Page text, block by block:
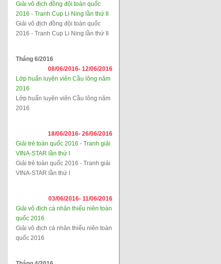
Giải vô địch đồng đội toàn quốc
2016 - Tranh Cup Li Ning lần thứ II
Giải vô địch đồng đội toàn quốc
2016 - Tranh Cup Li Ning lần thứ II
Tháng 6/2016
08/06/2016- 12/06/2016
Lớp huấn luyện viên Cầu lông năm
2016
Lớp huấn luyện viên Cầu lông năm
2016
18/06/2016- 26/06/2016
Giải trẻ toàn quốc 2016 - Tranh giải
VINA-STAR lần thứ I
Giải trẻ toàn quốc 2016 - Tranh giải
VINA-STAR lần thứ I
03/06/2016- 11/06/2016
Giải vô địch cá nhân thiếu niên toàn
quốc 2016
Giải vô địch cá nhân thiếu niên toàn
quốc 2016